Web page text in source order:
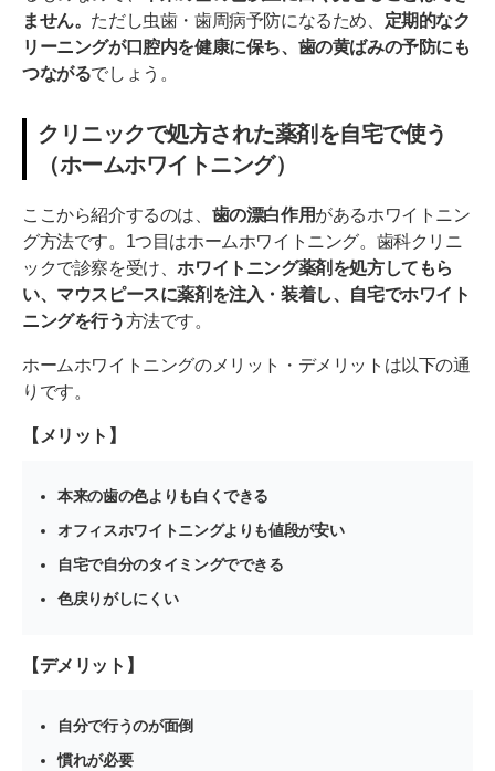
ません。 ただし虫歯・歯周病予防になるため、 定期的なク
リーニングが口腔内を健康に保ち、歯の黄ばみの予防にも
つながるでしょう。
クリニックで処方された薬剤を自宅で使う
（ホームホワイトニング）
ここから紹介するのは、 歯の漂白作用があるホワイトニン
グ方法です。1つ目はホームホワイトニング。歯科クリニ
ックで診察を受け、ホワイトニング薬剤を処方してもら
い、マウスピースに薬剤を注入・装着し、自宅でホワイト
ニングを行う方法です。
ホームホワイトニングのメリット・デメリットは以下の通
りです。
【メリット】
本来の歯の色よりも白くできる
オフィスホワイトニングよりも値段が安い
自宅で自分のタイミングでできる
色戻りがしにくい
【デメリット】
自分で行うのが面倒
慣れが必要